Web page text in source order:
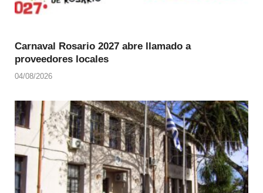
Carnaval Rosario 2027 abre llamado a
proveedores locales
04/08/2026